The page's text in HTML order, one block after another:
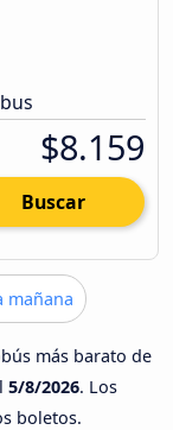
$8.159
Buscar
mañana
más barato de
5/8/2026. Los
boletos.